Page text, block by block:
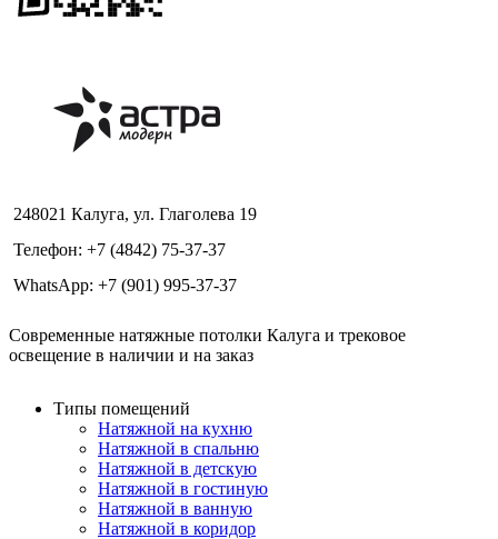
248021 Калуга, ул. Глаголева 19
Телефон: +7 (4842) 75-37-37
WhatsApp: +7 (901) 995-37-37
Современные натяжные потолки Калуга и трековое
освещение в наличии и на заказ
Типы помещений
Натяжной на кухню
Натяжной в спальню
Натяжной в детскую
Натяжной в гостиную
Натяжной в ванную
Натяжной в коридор